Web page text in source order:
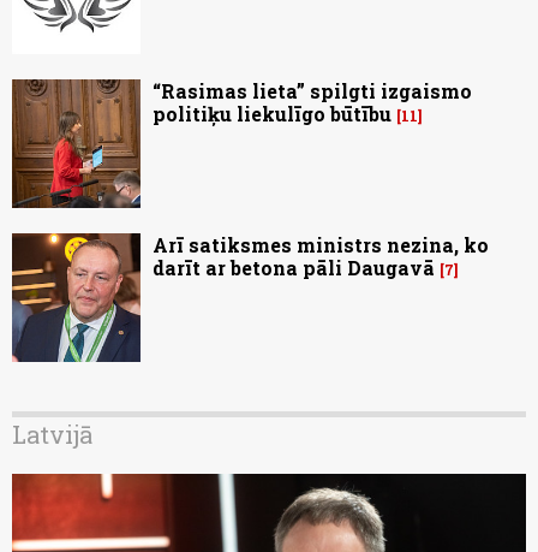
“Rasimas lieta” spilgti izgaismo
politiķu liekulīgo būtību 11
Arī satiksmes ministrs nezina, ko
darīt ar betona pāli Daugavā
7
Latvijā